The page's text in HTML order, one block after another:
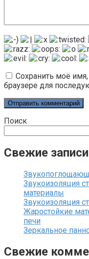
Сохранить моё
браузере для
Поиск
Свежие записи
Звукоизоляция
материалы
Звукоизоляция
Жаростойкие
печи
Зеркальное
Свежие